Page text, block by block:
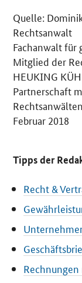
Quelle:
Rechtsanwalt
Fachanwalt für
Mitglied der
HEUKING
Partnerschaft
Februar 2018
Tipps der
Recht &